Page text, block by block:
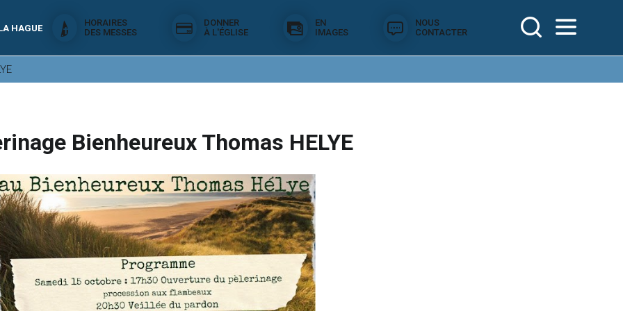
HAGUE
HORAIRES
DES MESSES
DONNER
À L'ÉGLISE
EN
IMAGES
NOUS
CONTACTER
Bienheureux Thomas HELYE